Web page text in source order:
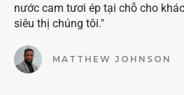
nước cam tươi ép tại chỗ cho
siêu thị chúng tôi."
MATTHEW JOHNSON